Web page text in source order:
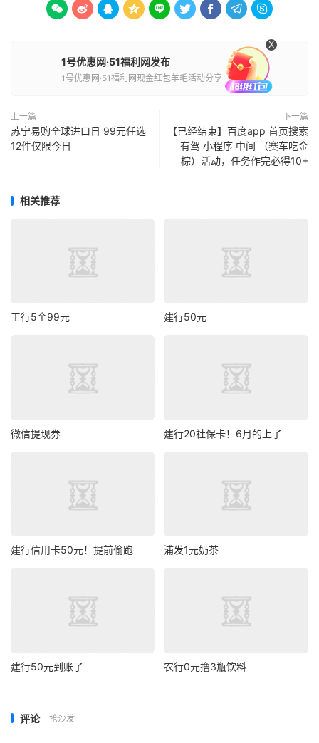
        
1号优惠网·51福利网发布
1号优惠网·51福利网现金红包羊毛活动分享
上一篇
苏宁易购全球进口日 99元任选
12件仅限今日
下一篇
【已经结束】百度app 首页搜索
有驾 小程序 中间 （赛车吃金
棕）活动，任务作完必得10+
相关推荐
工行5个99元 建行50元
微信提现券 建行20社保卡！6月的上了
建行信用卡50元！提前偷跑 浦发1元奶茶
建行50元到账了 农行0元撸3瓶饮料
评论 抢沙发
X